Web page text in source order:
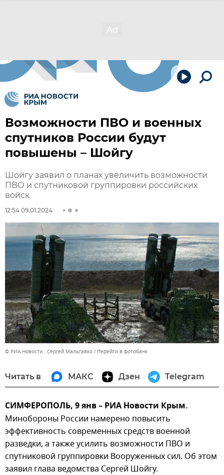
Возможности ПВО и военных
спутников России будут
повышены – Шойгу
Шойгу заявил о планах увеличить возможности
ПВО и спутниковой группировки российских
войск
12:54 09.01.2024
© РИА Новости . Сергей Мальгавко Перейти в фотобанк
Читать в МАКС Дзен Telegram
СИМФЕРОПОЛЬ, 9 янв – РИА Новости Крым.
Минобороны России намерено повысить
эффективность современных средств военной
разведки, а также усилить возможности ПВО и
спутниковой группировки Вооруженных сил. Об этом
заявил глава ведомства Сергей Шойгу.